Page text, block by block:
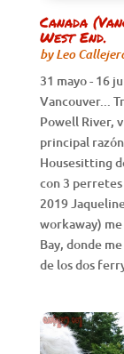
Canada
West End.
byLeo
31 mayo - 16
Vancouver...
Powell River,
principal
Housesitting
con 3 perretes
2019
workaway)
Bay, donde
de los dos